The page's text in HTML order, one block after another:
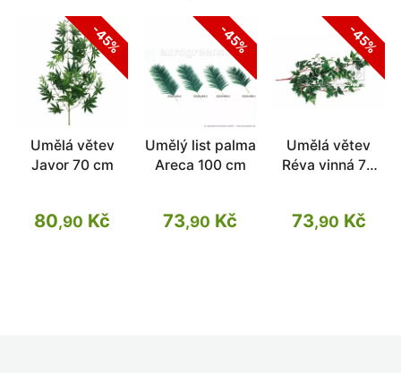
-45%
Umělá větev
Javor 70 cm
80,90 Kč
-45%
Umělý list palma
Areca 100 cm
73,90 Kč
-45%
Umělá větev
Réva vinná 75
73,90 Kč